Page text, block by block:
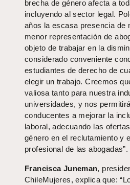
brecha de género afecta a
incluyendo al sector legal.
años la escasa presencia de
menor representación de
objeto de trabajar en la
considerado conveniente
estudiantes de derecho de
elegir un trabajo. Creemos
valiosa tanto para nuestra
universidades, y nos
conducentes a mejorar la
laboral, adecuando las
género en el reclutamiento y
profesional de las abogadas”.
Francisca Juneman,
ChileMujeres, explica que: